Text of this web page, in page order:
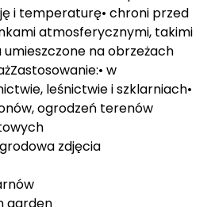
i temperaturę• chroni przed
atmosferycznymi, takimi
umieszczone na obrzeżach
w
leśnictwie i szklarniach•
ogrodzeń terenów
zdjęcia
garden